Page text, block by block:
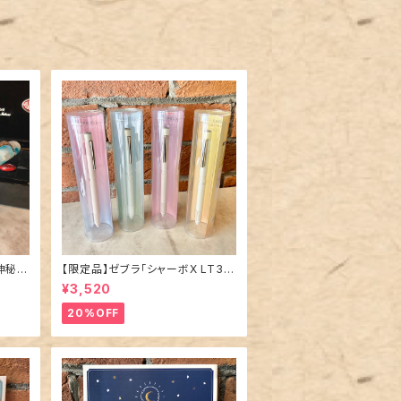
秘の
【限定品】ゼブラ「シャーボX LT3
限定ニュアンスカラー」多機能ペン
／全4種
¥3,520
20%OFF